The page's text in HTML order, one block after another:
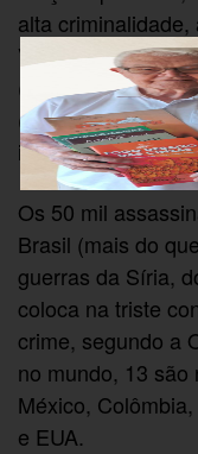
alta
Vigário Geral
(1993),
(1996). Tantos
indiciados.
Os 50 mil
Brasil (mais do
guerras da Síria,
coloca na triste
crime, segundo a
no mundo, 13 são
México,
e EUA.